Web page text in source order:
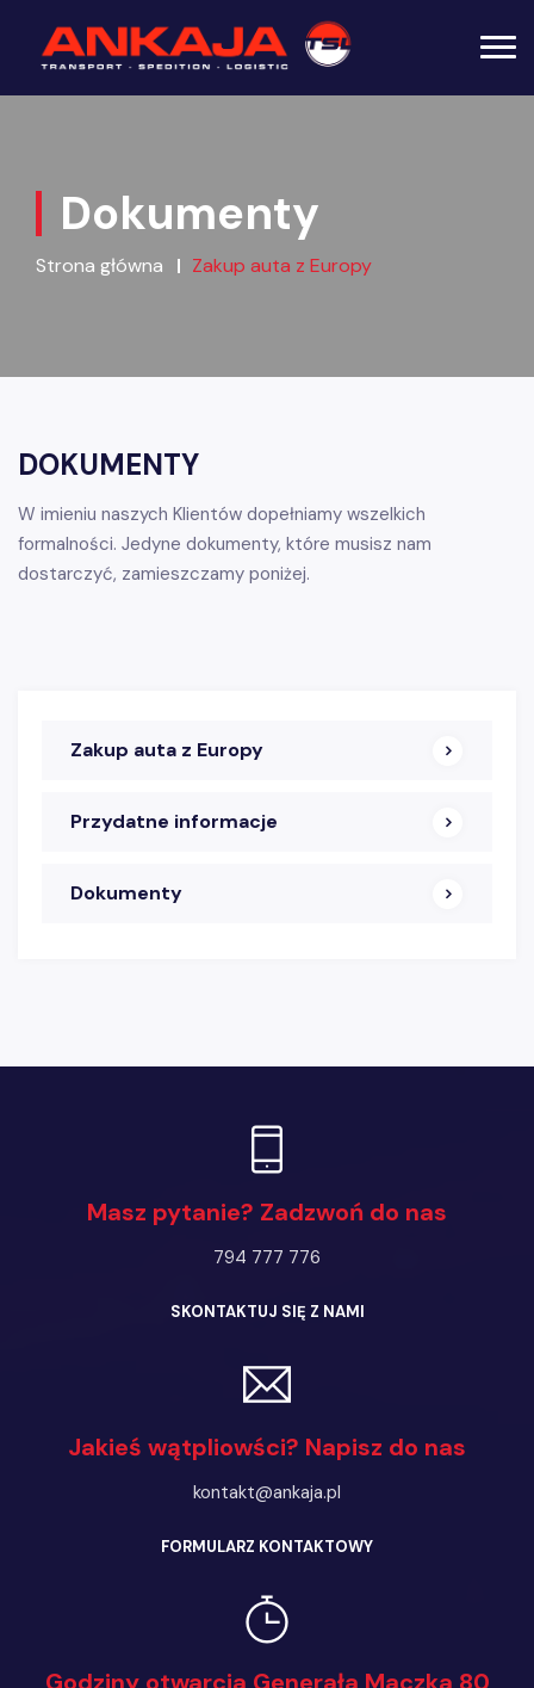
Dokumenty
Strona główna Zakup auta z Europy
Zakup auta z Europy
Przydatne informacje
Dokumenty
DOKUMENTY
W imieniu naszych Klientów dopełniamy wszelkich
formalności. Jedyne dokumenty, które musisz nam
dostarczyć, zamieszczamy poniżej.
Masz pytanie? Zadzwoń do nas
794 777 776
SKONTAKTUJ SIĘ Z NAMI
Jakieś wątpliowści? Napisz do nas
kontakt@ankaja.pl
FORMULARZ KONTAKTOWY